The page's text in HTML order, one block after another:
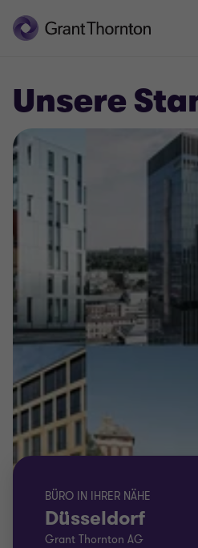
Unsere
BÜRO IN IHRER NÄHE
Düsseldorf
Grant Thornton AG